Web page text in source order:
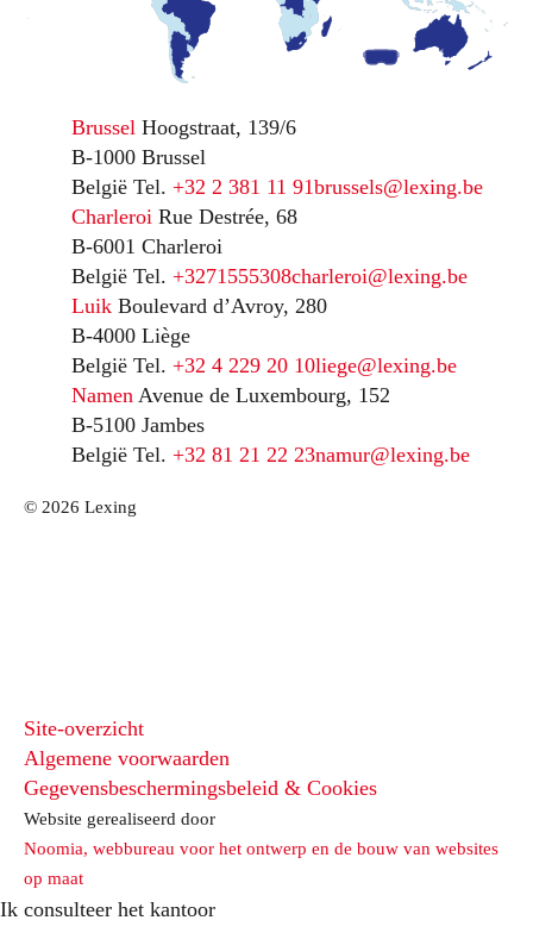
Brussel Hoogstraat, 139/6
B-1000 Brussel
België Tel. +32 2 381 11 91brussels@lexing.be
Charleroi Rue Destrée, 68
B-6001 Charleroi
België Tel. +3271555308charleroi@lexing.be
Luik Boulevard d’Avroy, 280
B-4000 Liège
België Tel. +32 4 229 20 10liege@lexing.be
Namen Avenue de Luxembourg, 152
B-5100 Jambes
België Tel. +32 81 21 22 23namur@lexing.be
© 2026 Lexing
Site-overzicht
Algemene voorwaarden
Gegevensbeschermingsbeleid & Cookies
Website gerealiseerd door
Noomia, webbureau voor het ontwerp en de bouw van websites
op maat
Ik consulteer het kantoor